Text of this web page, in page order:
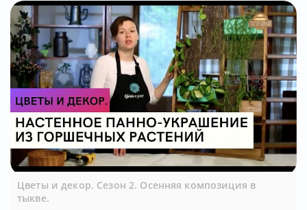
Цветы и декор. Сезон 2. Осенняя композиция в
тыкве.